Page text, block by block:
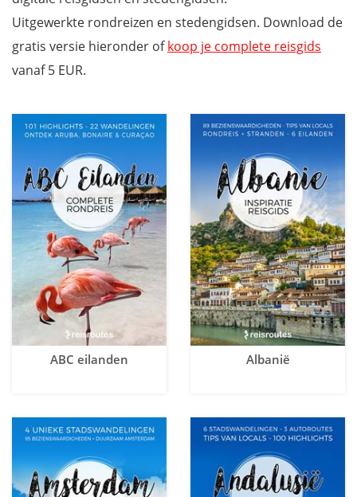
Uitgewerkte rondreizen en stedengidsen. Download de
gratis versie hieronder ofkoop je complete reisgids
vanaf 5 EUR.
ABC eilanden Albanië